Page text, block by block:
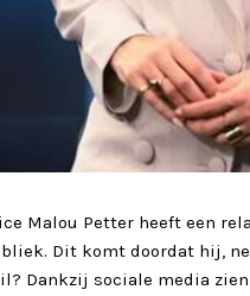
Malou Petter heeft een
Dit komt doordat hij,
Dankzij sociale media